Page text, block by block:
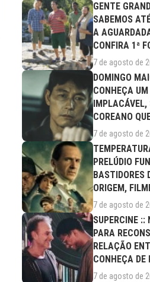
GENTE
SABEMOS
A
CONFIRA 1ª
ELENCO!
7 de agosto de
DOMINGO
CONHEÇA UM
COREANO
DRAMA
7 de agosto de
PRELÚDIO
BASTIDORES
ORIGEM,
(09/08)
7 de agosto de
SUPERCINE ::
PARA
RELAÇÃO
CONHEÇA DE
FILME
7 de agosto de